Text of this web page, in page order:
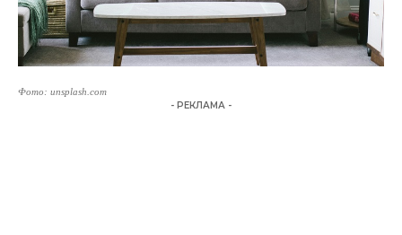
Фото: unsplash.com
- РЕКЛАМА -